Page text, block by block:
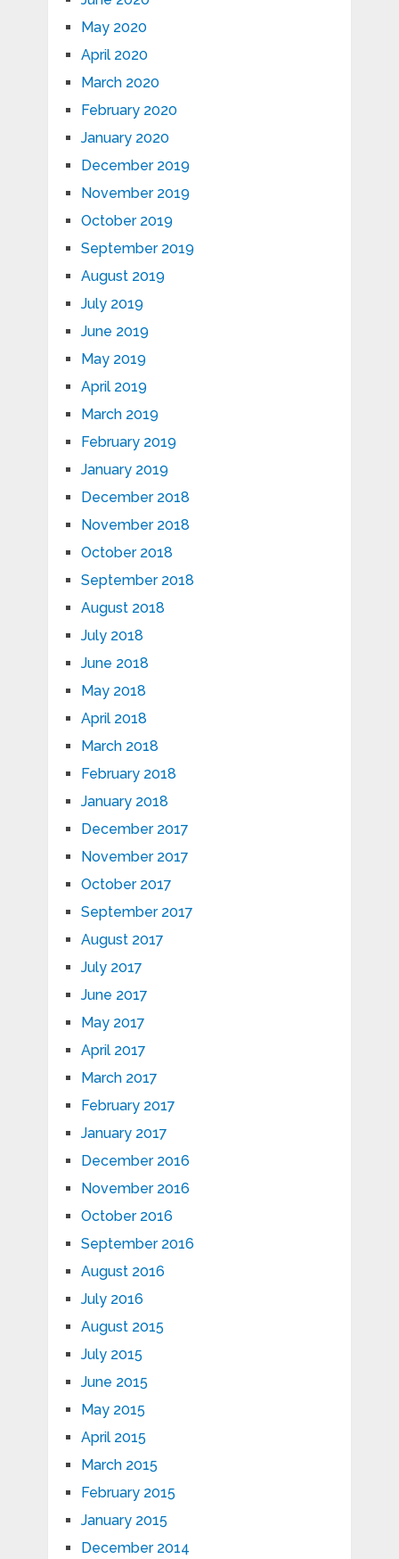
May 2020
April 2020
March 2020
February 2020
January 2020
December 2019
November 2019
October 2019
September 2019
August 2019
July 2019
June 2019
May 2019
April 2019
March 2019
February 2019
January 2019
December 2018
November 2018
October 2018
September 2018
August 2018
July 2018
June 2018
May 2018
April 2018
March 2018
February 2018
January 2018
December 2017
November 2017
October 2017
September 2017
August 2017
July 2017
June 2017
May 2017
April 2017
March 2017
February 2017
January 2017
December 2016
November 2016
October 2016
September 2016
August 2016
July 2016
August 2015
July 2015
June 2015
May 2015
April 2015
March 2015
February 2015
January 2015
December 2014